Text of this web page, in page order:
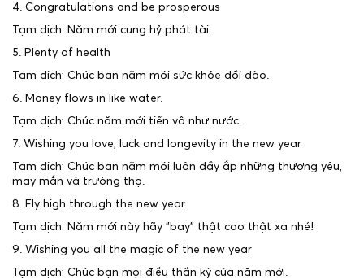
4. Congratulations and be prosperous
Tạm dịch: Năm mới cung hỷ phát tài.
5. Plenty of health
Tạm dịch: Chúc bạn năm mới sức khỏe dồi dào.
6. Money flows in like water.
Tạm dịch: Chúc năm mới tiền vô như nước.
7. Wishing you love, luck and longevity in the new year
Tạm dịch: Chúc bạn năm mới luôn đầy ắp những thương yêu,
may mắn và trường thọ.
8. Fly high through the new year
Tạm dịch: Năm mới này hãy "bay" thật cao thật xa nhé!
9. Wishing you all the magic of the new year
Tạm dịch: Chúc bạn mọi điều thần kỳ của năm mới.